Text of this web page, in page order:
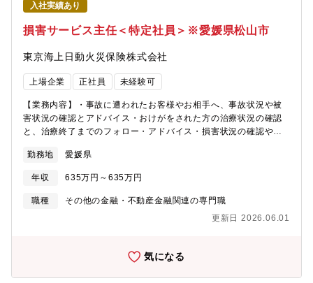
入社実績あり
損害サービス主任＜特定社員＞※愛媛県松山市
東京海上日動火災保険株式会社
上場企業 正社員 未経験可
【業務内容】・事故に遭われたお客様やお相手へ、事故状況や被
害状況の確認とアドバイス・おけがをされた方の治療状況の確認
と、治療終了までのフォロー・アドバイス・損害状況の確認や損
お支払額の説明やお相手方との示談交渉・社内関係者や顧問の弁
護士・医師等との打合せ・専用システムを利用した記録業務、書
類作成業務、保険金お支払業務 等【損害サービスとは】お客様
の問い合わせから保険金のお支払いまでを担当します。東京海上
専門性を発揮しながらお客様に安心と安全をお届けする」という
ています。【仕事の魅力・やりがい】 ・事故に遭われた方への賠
償金のお支払等を通じて円満示談解決へのご支援を行っていま
す。 ・お客様や事故のお相手から事故対応に対する「心からの感
勤務地 愛媛県
年収 635万円～635万円
職種
その他の金融・不動産金融関連の専門職
更新日 2026.06.01
気になる